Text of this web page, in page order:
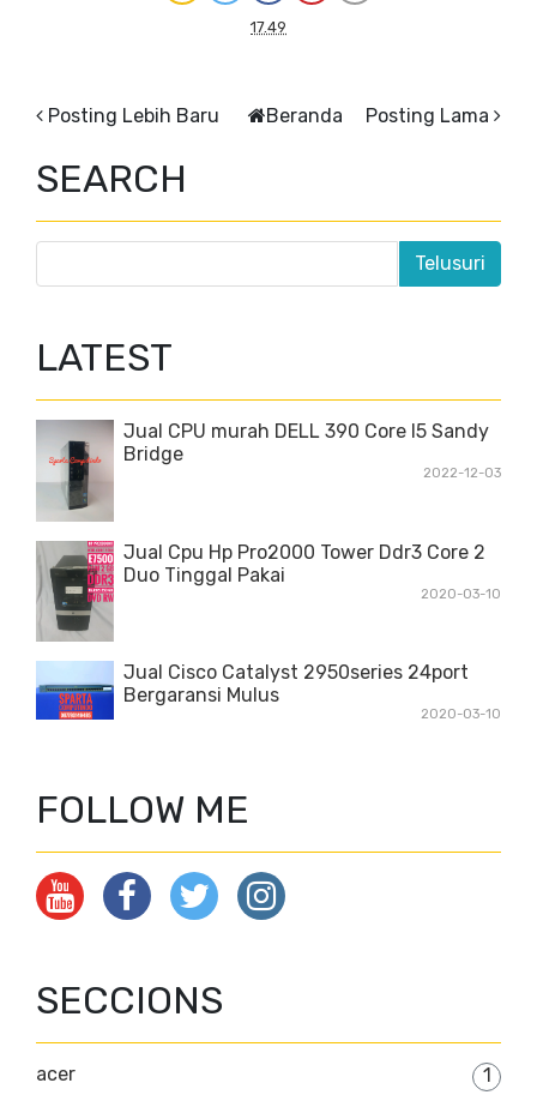
17.49
Posting Lebih Baru Posting Lama
Beranda
SEARCH
LATEST
Jual CPU murah DELL 390 Core I5 Sandy
Bridge
2022-12-03
Jual Cpu Hp Pro2000 Tower Ddr3 Core 2
Duo Tinggal Pakai
2020-03-10
Jual Cisco Catalyst 2950series 24port
Bergaransi Mulus
2020-03-10
FOLLOW ME
SECCIONS
acer
1